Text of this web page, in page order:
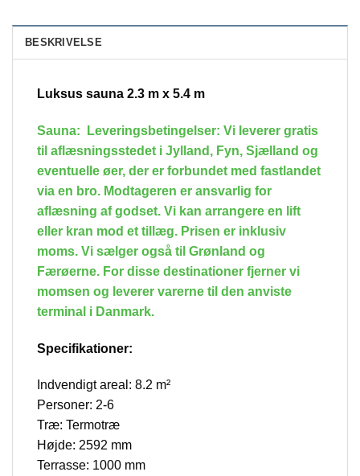
BESKRIVELSE
Luksus sauna 2.3 m x 5.4 m
Sauna: Leveringsbetingelser: Vi leverer gratis
til aflæsningsstedet i Jylland, Fyn, Sjælland og
eventuelle øer, der er forbundet med fastlandet
via en bro. Modtageren er ansvarlig for
aflæsning af godset. Vi kan arrangere en lift
eller kran mod et tillæg. Prisen er inklusiv
moms. Vi sælger også til Grønland og
Færøerne. For disse destinationer fjerner vi
momsen og leverer varerne til den anviste
terminal i Danmark.
Specifikationer:
Indvendigt areal: 8.2 m²
Personer: 2-6
Træ: Termotræ
Højde: 2592 mm
Terrasse: 1000 mm